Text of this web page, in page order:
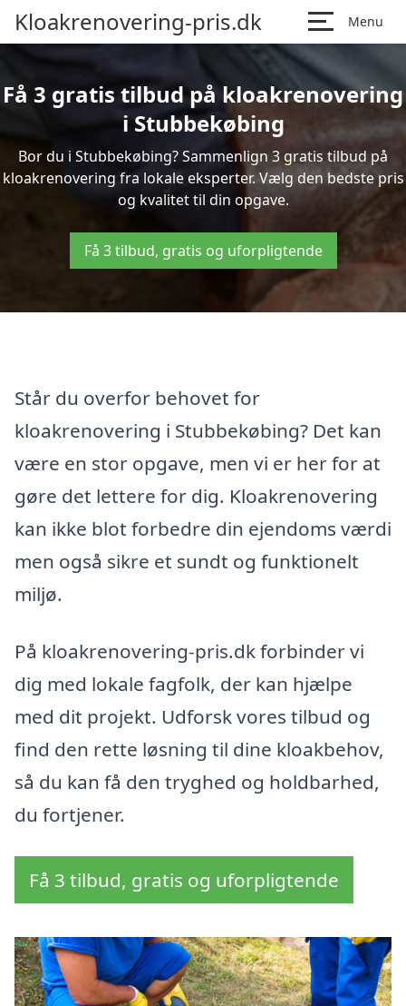
Kloakrenovering-pris.dk Menu
Få 3 gratis tilbud på kloakrenovering
i Stubbekøbing
Bor du i Stubbekøbing? Sammenlign 3 gratis tilbud på
kloakrenovering fra lokale eksperter. Vælg den bedste pris
og kvalitet til din opgave.
Få 3 tilbud, gratis og uforpligtende
Står du overfor behovet for
kloakrenovering i Stubbekøbing? Det kan
være en stor opgave, men vi er her for at
gøre det lettere for dig. Kloakrenovering
kan ikke blot forbedre din ejendoms værdi
men også sikre et sundt og funktionelt
miljø.
På kloakrenovering-pris.dk forbinder vi
dig med lokale fagfolk, der kan hjælpe
med dit projekt. Udforsk vores tilbud og
find den rette løsning til dine kloakbehov,
så du kan få den tryghed og holdbarhed,
du fortjener.
Få 3 tilbud, gratis og uforpligtende